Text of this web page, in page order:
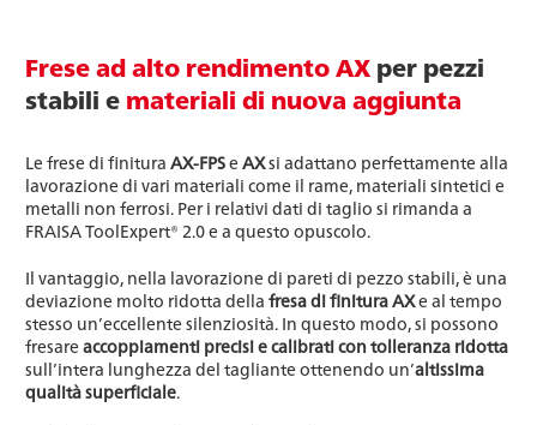
Frese ad alto rendimento AX per pezzi
stabili e materiali di nuova aggiunta
Le frese di finitura AX-FPSe AXsi adattano perfettamente alla
lavorazione di vari materiali come il rame, materiali sintetici e
metalli non ferrosi. Per i relativi dati di taglio si rimanda a
FRAISA ToolExpert® 2.0 e a questo opuscolo.
Il vantaggio, nella lavorazione di pareti di pezzo stabili, è una
deviazione molto ridotta della fresa di finitura AXe al tempo
stesso un’eccellente silenziosità. In questo modo, si possono
fresare accoppiamenti precisi e calibrati con tolleranza ridotta
sull’intera lunghezza del tagliante ottenendo un’altissima
qualità superficiale.